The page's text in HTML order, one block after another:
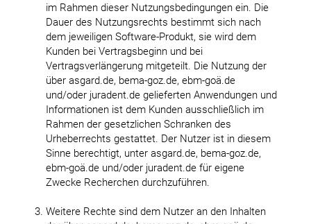
im Rahmen dieser Nutzungsbedingungen ein. Die
Dauer des Nutzungsrechts bestimmt sich nach
dem jeweiligen Software-Produkt, sie wird dem
Kunden bei Vertragsbeginn und bei
Vertragsverlängerung mitgeteilt. Die Nutzung der
über asgard.de, bema-goz.de, ebm-goä.de
und/oder juradent.de gelieferten Anwendungen und
Informationen ist dem Kunden ausschließlich im
Rahmen der gesetzlichen Schranken des
Urheberrechts gestattet. Der Nutzer ist in diesem
Sinne berechtigt, unter asgard.de, bema-goz.de,
ebm-goä.de und/oder juradent.de für eigene
Zwecke Recherchen durchzuführen.
Weitere Rechte sind dem Nutzer an den Inhalten